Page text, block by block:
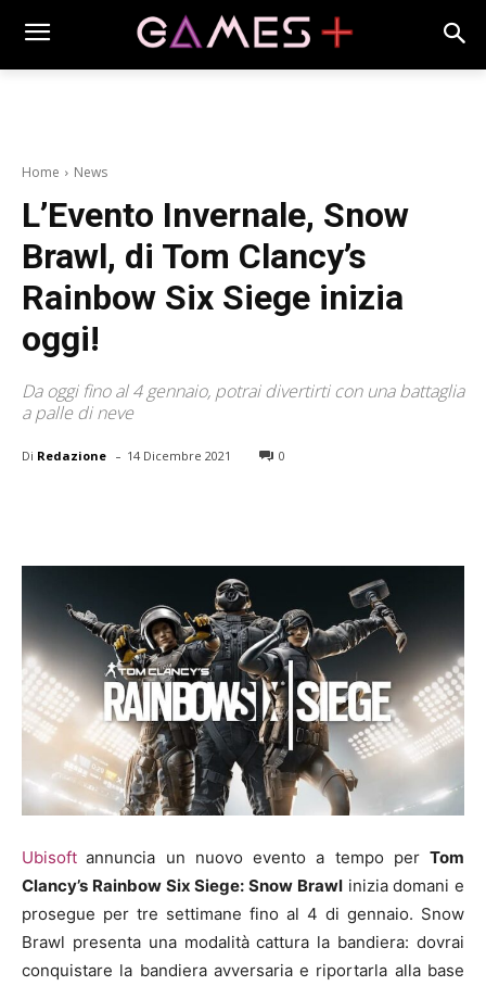
Home News
L’Evento Invernale, Snow
Brawl, di Tom Clancy’s
Rainbow Six Siege inizia
oggi!
Da oggi fino al 4 gennaio, potrai divertirti con una battaglia
a palle di neve
Di Redazione - 14 Dicembre 2021 0
Ubisoft annuncia un nuovo evento a tempo per Tom
Clancy’s Rainbow Six Siege: Snow Brawlinizia domani e
prosegue per tre settimane fino al 4 di gennaio. Snow
Brawl presenta una modalità cattura la bandiera: dovrai
conquistare la bandiera avversaria e riportarla alla base